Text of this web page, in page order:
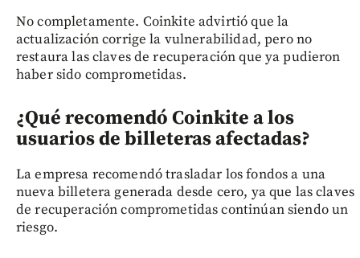
No completamente. Coinkite advirtió que la
actualización corrige la vulnerabilidad, pero no
restaura las claves de recuperación que ya pudieron
haber sido comprometidas.
¿Qué recomendó Coinkite a los
usuarios de billeteras afectadas?
La empresa recomendó trasladar los fondos a una
nueva billetera generada desde cero, ya que las claves
de recuperación comprometidas continúan siendo un
riesgo.